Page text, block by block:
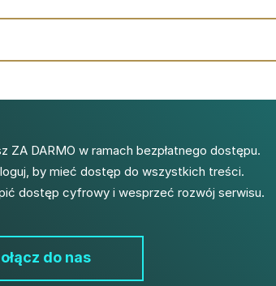
ZA DARMO w ramach bezpłatnego dostępu.
by mieć dostęp do wszystkich treści.
dostęp cyfrowy i wesprzeć rozwój serwisu.
do nas